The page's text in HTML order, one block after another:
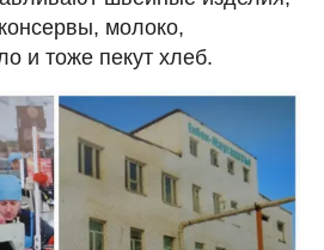
молоко,
и тоже пекут хлеб.